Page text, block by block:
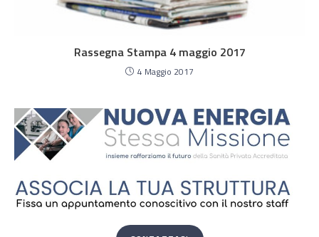
Rassegna Stampa 4 maggio 2017
4 Maggio 2017